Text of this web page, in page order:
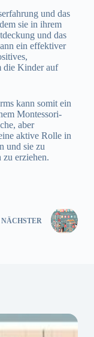
und das
sie in ihrem
und das
ein effektiver
die Kinder auf
kann somit ein
Montessori-
aber
aktive Rolle in
und sie zu
zu erziehen.
NÄCHSTER